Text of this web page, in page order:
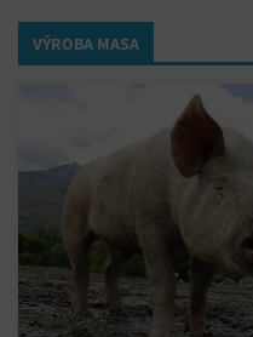
VÝROBA MASA